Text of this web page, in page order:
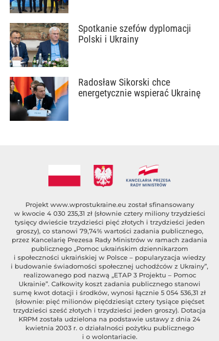
Spotkanie szefów dyplomacji
Polski i Ukrainy
Radosław Sikorski chce
energetycznie wspierać Ukrainę
Projekt www.wprostukraine.eu został sfinansowany
w kwocie 4 030 235,31 zł (słownie cztery miliony trzydzieści
tysięcy dwieście trzydzieści pięć złotych i trzydzieści jeden
groszy), co stanowi 79,74% wartości zadania publicznego,
przez Kancelarię Prezesa Rady Ministrów w ramach zadania
publicznego „Pomoc ukraińskim dziennikarzom
i społeczności ukraińskiej w Polsce – popularyzacja wiedzy
i budowanie świadomości społecznej uchodźców z Ukrainy”,
realizowanego pod nazwą „ETAP 3 Projektu – Pomoc
Ukrainie”. Całkowity koszt zadania publicznego stanowi
sumę kwot dotacji i środków, wynosi łącznie 5 054 536,31 zł
(słownie: pięć milionów pięćdziesiąt cztery tysiące pięćset
trzydzieści sześć złotych i trzydzieści jeden groszy). Dotacja
KRPM została udzielona na podstawie ustawy z dnia 24
kwietnia 2003 r. o działalności pożytku publicznego
i o wolontariacie.